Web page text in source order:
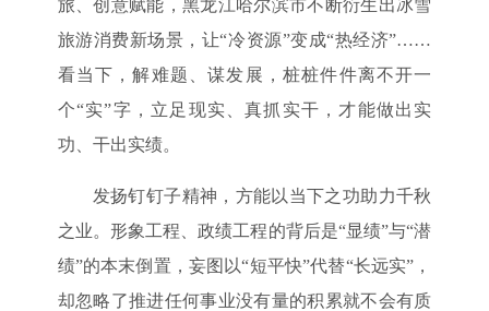
旅、创意赋能，黑龙江哈尔滨市不断衍生出冰雪
旅游消费新场景，让“冷资源”变成“热经济”……
看当下，解难题、谋发展，桩桩件件离不开一
个“实”字，立足现实、真抓实干，才能做出实
功、干出实绩。
发扬钉钉子精神，方能以当下之功助力千秋
之业。形象工程、政绩工程的背后是“显绩”与“潜
绩”的本末倒置，妄图以“短平快”代替“长远实”，
却忽略了推进任何事业没有量的积累就不会有质